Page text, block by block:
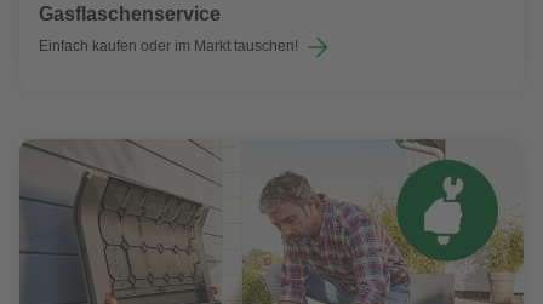
Gasflaschenservice
Einfach kaufen oder im Markt tauschen!